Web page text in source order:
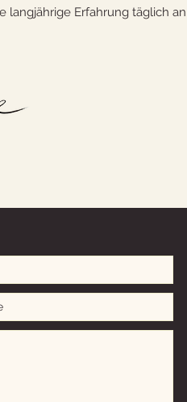
langjährige Erfahrung täglich an